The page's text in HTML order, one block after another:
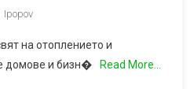
Ipopov
на отоплението и
домове и бизн�
Read More…